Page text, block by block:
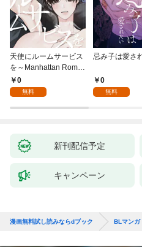
天使にルームサービス
を～Manhattan Roma
nce(1)
0
無料
忌み子は愛さ
0
無料
新刊配信予定
キャンペーン
漫画無料試し読みならdブック BLマンガ